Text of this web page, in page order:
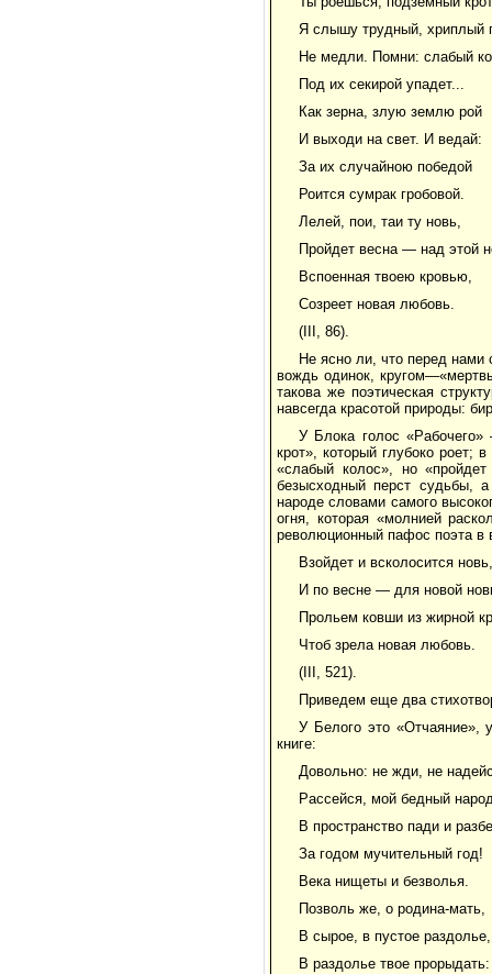
Я слышу трудный, хриплый
Не медли. Помни: слабый
Под их секирой упадет...
Как зерна, злую землю рой
И выходи на свет. И ведай:
За их случайною победой
Роится сумрак гробовой.
Лелей, пои, таи ту новь,
Пройдет весна — над этой
Вспоенная твоею кровью,
Созреет новая любовь.
(III, 86).
Не ясно ли, что перед нами
вождь одинок,
такова же поэтическая
навсегда красотой природы:
У Блока голос
крот», который глубоко роет;
«слабый колос», но
безысходный перст судьбы,
народе словами самого
огня, которая «молнией
революционный пафос поэта в
Взойдет и всколосится новь,
И по весне — для новой
Прольем ковши из жирной
Чтоб зрела новая любовь.
(III, 521).
Приведем еще два
У Белого это «Отчаяние»,
книге:
Довольно: не жди, не
Рассейся, мой бедный
В пространство пади и
За годом мучительный год!
Века нищеты и безволья.
Позволь же, о родина-мать,
В сырое, в пустое раздолье,
В раздолье твое прорыдать: